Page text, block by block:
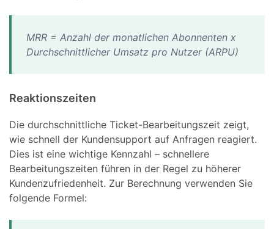
MRR = Anzahl der monatlichen Abonnenten x
Durchschnittlicher Umsatz pro Nutzer (ARPU)
Reaktionszeiten
Die durchschnittliche Ticket-Bearbeitungszeit zeigt,
wie schnell der Kundensupport auf Anfragen reagiert.
Dies ist eine wichtige Kennzahl – schnellere
Bearbeitungszeiten führen in der Regel zu höherer
Kundenzufriedenheit. Zur Berechnung verwenden Sie
folgende Formel: